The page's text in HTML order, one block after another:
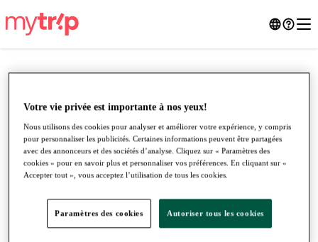
●●●
Votre vie privée est importante à nos yeux!
Nous utilisons des cookies pour analyser et améliorer votre expérience, y compris
pour personnaliser les publicités. Certaines informations peuvent être partagées
avec des annonceurs et des sociétés d’analyse. Cliquez sur « Paramètres des
cookies » pour en savoir plus et personnaliser vos préférences. En cliquant sur «
Accepter tout », vous acceptez l’utilisation de tous les cookies.
Paramètres des cookies Autoriser tous les cookies